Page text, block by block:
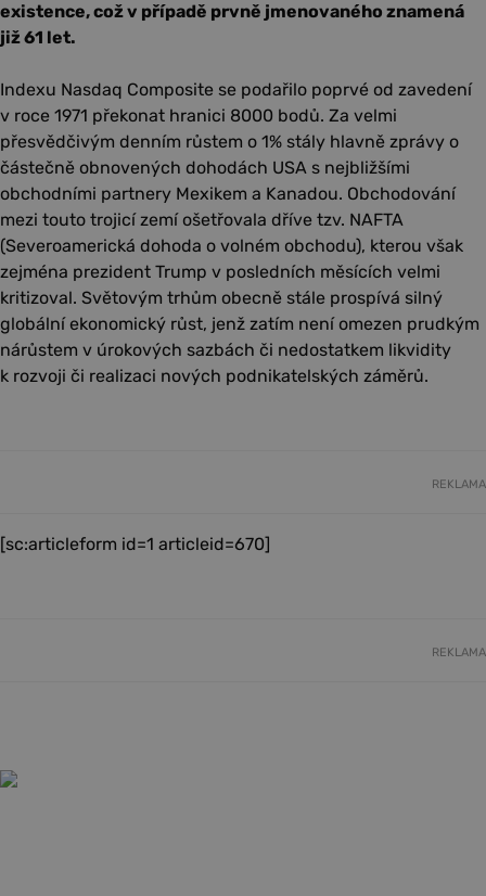
existence, což v případě prvně jmenovaného znamená
již 61 let.
Indexu Nasdaq Composite se podařilo poprvé od zavedení
v roce 1971 překonat hranici 8000 bodů. Za velmi
přesvědčivým denním růstem o 1% stály hlavně zprávy o
částečně obnovených dohodách USA s nejbližšími
obchodními partnery Mexikem a Kanadou. Obchodování
mezi touto trojicí zemí ošetřovala dříve tzv. NAFTA
(Severoamerická dohoda o volném obchodu), kterou však
zejména prezident Trump v posledních měsících velmi
kritizoval. Světovým trhům obecně stále prospívá silný
globální ekonomický růst, jenž zatím není omezen prudkým
nárůstem v úrokových sazbách či nedostatkem likvidity
k rozvoji či realizaci nových podnikatelských záměrů.
REKLAMA
[sc:articleform id=1 articleid=670]
REKLAMA